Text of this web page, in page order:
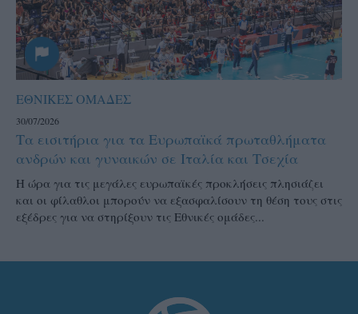
ΕΘΝΙΚΕΣ ΟΜΑΔΕΣ
30/07/2026
Τα εισιτήρια για τα Ευρωπαϊκά πρωταθλήματα
ανδρών και γυναικών σε Ιταλία και Τσεχία
Η ώρα για τις μεγάλες ευρωπαϊκές προκλήσεις πλησιάζει
και οι φίλαθλοι μπορούν να εξασφαλίσουν τη θέση τους στις
εξέδρες για να στηρίξουν τις Εθνικές ομάδες...